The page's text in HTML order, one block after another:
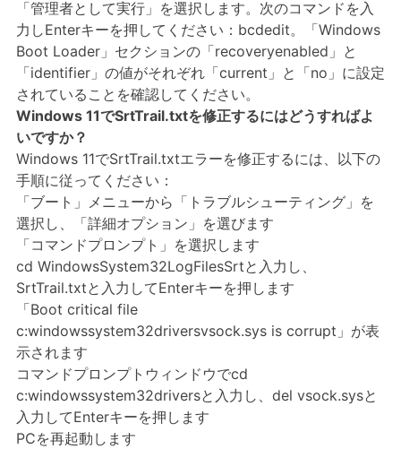
「管理者として実行」を選択します。次のコマンドを入
力しEnterキーを押してください：bcdedit。「Windows
Boot Loader」セクションの「recoveryenabled」と
「identifier」の値がそれぞれ「current」と「no」に設定
されていることを確認してください。
Windows 11でSrtTrail.txtを修正するにはどうすればよ
いですか？
Windows 11でSrtTrail.txtエラーを修正するには、以下の
手順に従ってください：
「ブート」メニューから「トラブルシューティング」を
選択し、「詳細オプション」を選びます
「コマンドプロンプト」を選択します
cd WindowsSystem32LogFilesSrtと入力し、
SrtTrail.txtと入力してEnterキーを押します
「Boot critical file
c:windowssystem32driversvsock.sys is corrupt」が表
示されます
コマンドプロンプトウィンドウでcd
c:windowssystem32driversと入力し、del vsock.sysと
入力してEnterキーを押します
PCを再起動します